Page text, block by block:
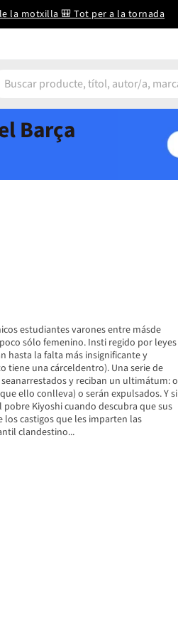
la motxilla 🎒 Tot per a la tornada
Barça
estudiantes varones entre másde
sólo femenino. Insti regido por leyes
hasta la falta más insignificante y
tiene una cárceldentro). Una serie de
y reciban un ultimátum: o
ello conlleva) o serán expulsados. Y si
Kiyoshi cuando descubra que sus
castigos que les imparten las
clandestino...